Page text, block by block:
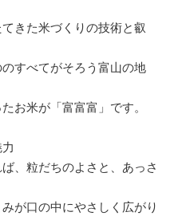
きた米づくりの技術と叡
すべてがそろう富山の地
お米が「富富富」です。
、粒だちのよさと、あっさ
が口の中にやさしく広がり